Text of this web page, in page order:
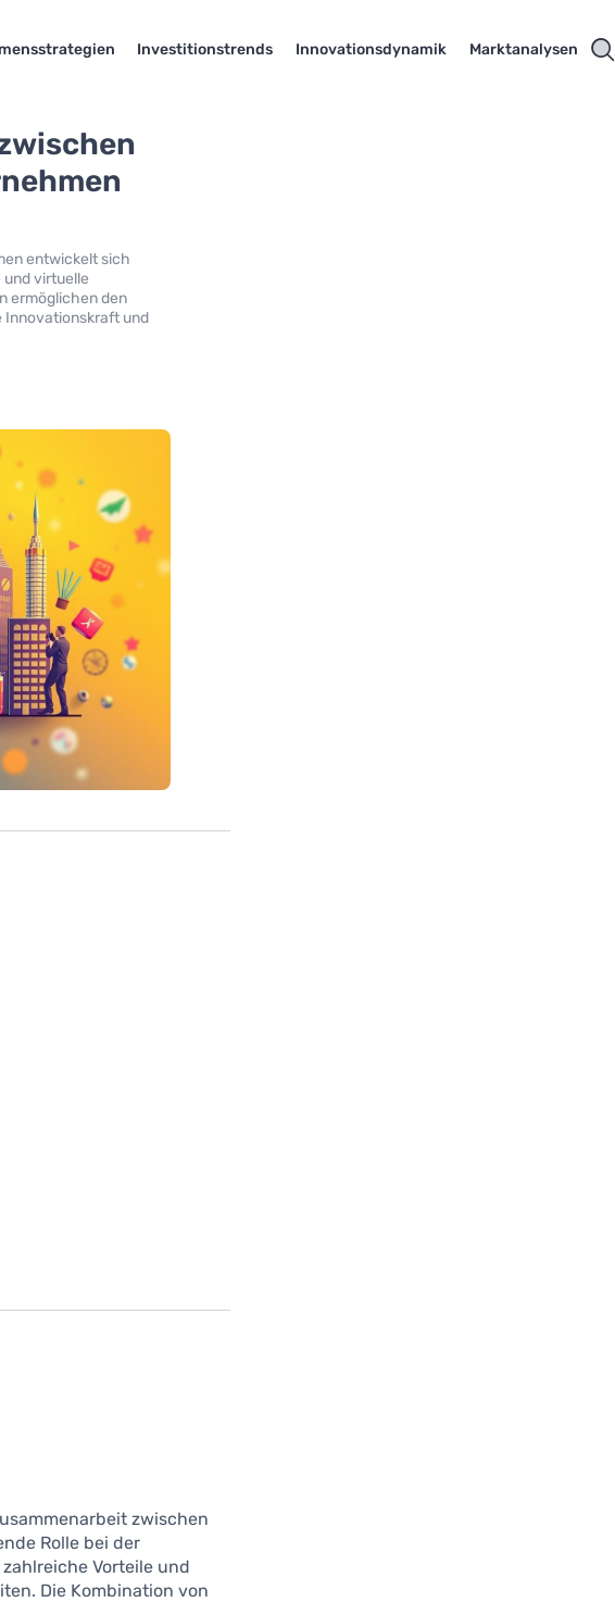
Investitionstrends Innovationsdynamik Marktanalysen
entwickelt sich
und virtuelle
ermöglichen den
Innovationskraft und
zwischen
Rolle bei der
Vorteile und
Die Kombination von